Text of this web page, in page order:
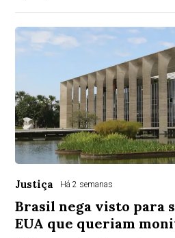
Justiça Há 2 semanas
Brasil nega visto para
EUA que queriam